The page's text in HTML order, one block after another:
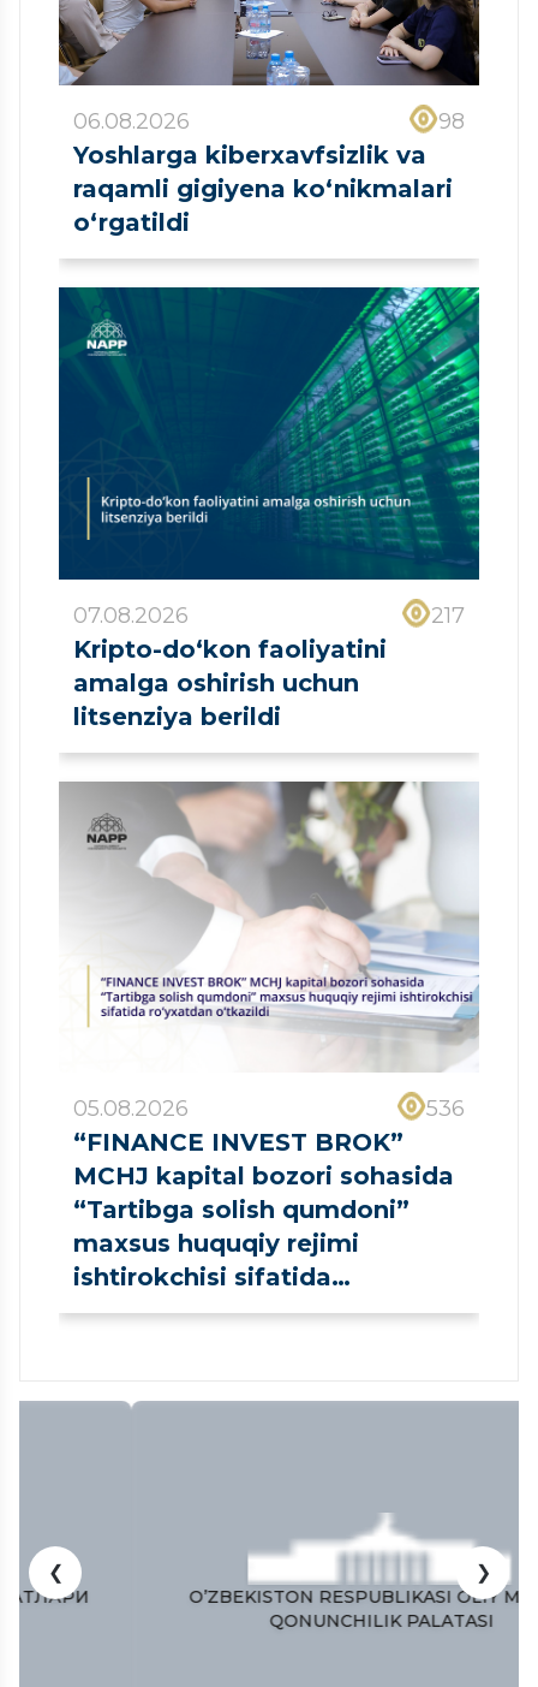
06.08.2026 98
Yoshlarga kiberxavfsizlik va
raqamli gigiyena ko‘nikmalari
o‘rgatildi
07.08.2026 217
Kripto-do‘kon faoliyatini
amalga oshirish uchun
litsenziya berildi
05.08.2026 536
“FINANCE INVEST BROK”
MCHJ kapital bozori sohasida
“Tartibga solish qumdoni”
maxsus huquqiy rejimi
ishtirokchisi sifatida
ro‘yxatdan o‘tkazildi
O’ZBEKISTON RESPUBLIKASI OLIY MAJLISI
QONUNCHILIK PALATASI
❮ ❯